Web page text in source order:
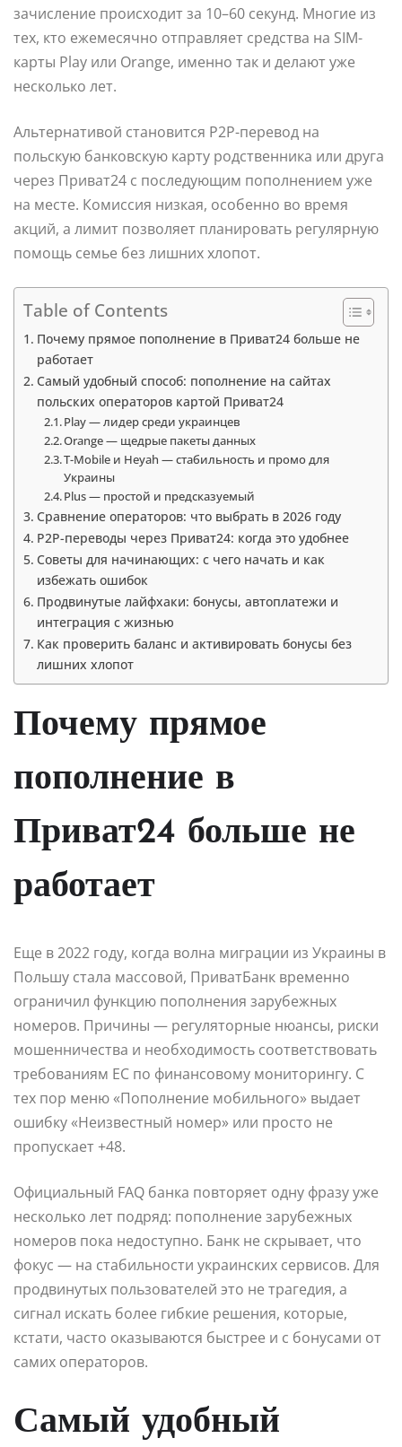
зачисление происходит за 10–60 секунд. Многие из
тех, кто ежемесячно отправляет средства на SIM-
карты Play или Orange, именно так и делают уже
несколько лет.
Альтернативой становится P2P-перевод на
польскую банковскую карту родственника или друга
через Приват24 с последующим пополнением уже
на месте. Комиссия низкая, особенно во время
акций, а лимит позволяет планировать регулярную
помощь семье без лишних хлопот.
Table of Contents
Почему прямое пополнение в Приват24 больше не
работает
Самый удобный способ: пополнение на сайтах
польских операторов картой Приват24
Play — лидер среди украинцев
Orange — щедрые пакеты данных
T-Mobile и Heyah — стабильность и промо для
Украины
Plus — простой и предсказуемый
Сравнение операторов: что выбрать в 2026 году
P2P-переводы через Приват24: когда это удобнее
Советы для начинающих: с чего начать и как
избежать ошибок
Продвинутые лайфхаки: бонусы, автоплатежи и
интеграция с жизнью
Как проверить баланс и активировать бонусы без
лишних хлопот
Почему прямое
пополнение в
Приват24 больше не
работает
Еще в 2022 году, когда волна миграции из Украины в
Польшу стала массовой, ПриватБанк временно
ограничил функцию пополнения зарубежных
номеров. Причины — регуляторные нюансы, риски
мошенничества и необходимость соответствовать
требованиям ЕС по финансовому мониторингу. С
тех пор меню «Пополнение мобильного» выдает
ошибку «Неизвестный номер» или просто не
пропускает +48.
Официальный FAQ банка повторяет одну фразу уже
несколько лет подряд: пополнение зарубежных
номеров пока недоступно. Банк не скрывает, что
фокус — на стабильности украинских сервисов. Для
продвинутых пользователей это не трагедия, а
сигнал искать более гибкие решения, которые,
кстати, часто оказываются быстрее и с бонусами от
самих операторов.
Самый удобный